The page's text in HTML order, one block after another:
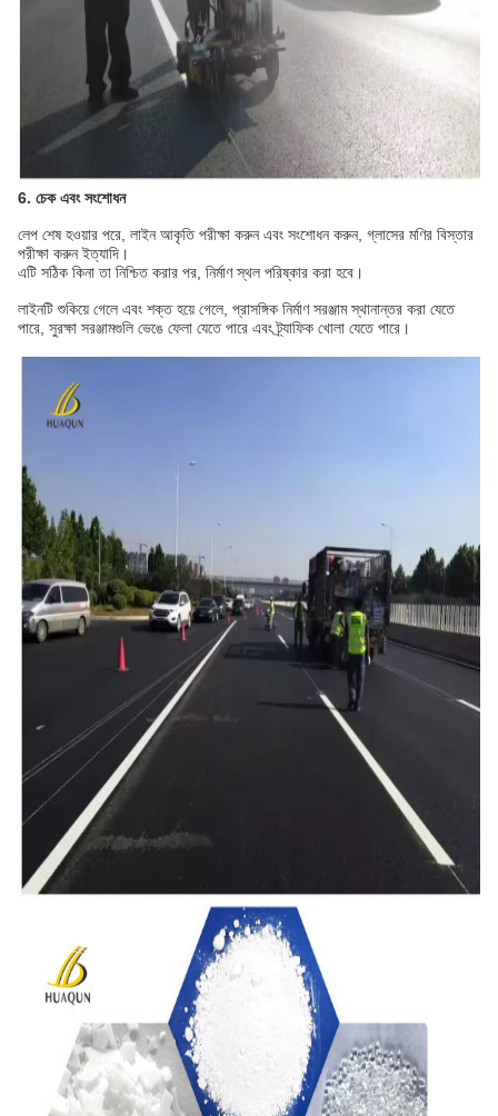
6. চেক এবং সংশোধন
লেপ শেষ হওয়ার পরে, লাইন আকৃতি পরীক্ষা করুন এবং সংশোধন করুন, গ্লাসের মণির বিস্তার
পরীক্ষা করুন ইত্যাদি।
এটি সঠিক কিনা তা নিশ্চিত করার পর, নির্মাণ স্থল পরিষ্কার করা হবে।
লাইনটি শুকিয়ে গেলে এবং শক্ত হয়ে গেলে, প্রাসঙ্গিক নির্মাণ সরঞ্জাম স্থানান্তর করা যেতে
পারে, সুরক্ষা সরঞ্জামগুলি ভেঙে ফেলা যেতে পারে এবং ট্র্যাফিক খোলা যেতে পারে।